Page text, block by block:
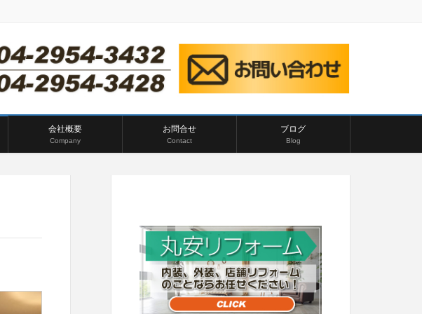
会社概要
Company
お問合せ
Contact
ブログ
Blog